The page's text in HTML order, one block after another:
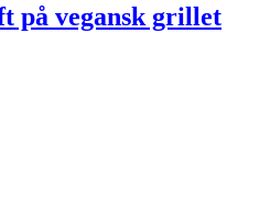
på vegansk grillet